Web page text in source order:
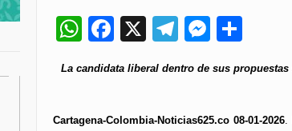
WhatsApp
Facebook
X Telegram
La candidata liberal dentro de sus
Cartagena-Colombia-Noticias625.co 08-01-2026.